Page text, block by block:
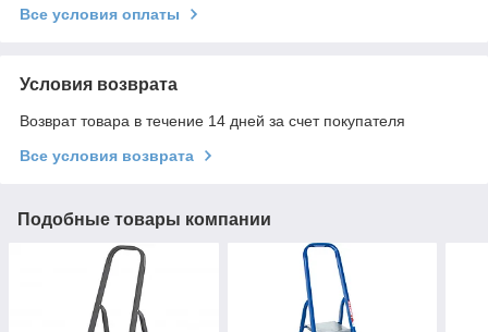
Все условия оплаты
Условия возврата
Возврат товара в течение 14 дней за счет покупателя
Все условия возврата
Подобные товары компании